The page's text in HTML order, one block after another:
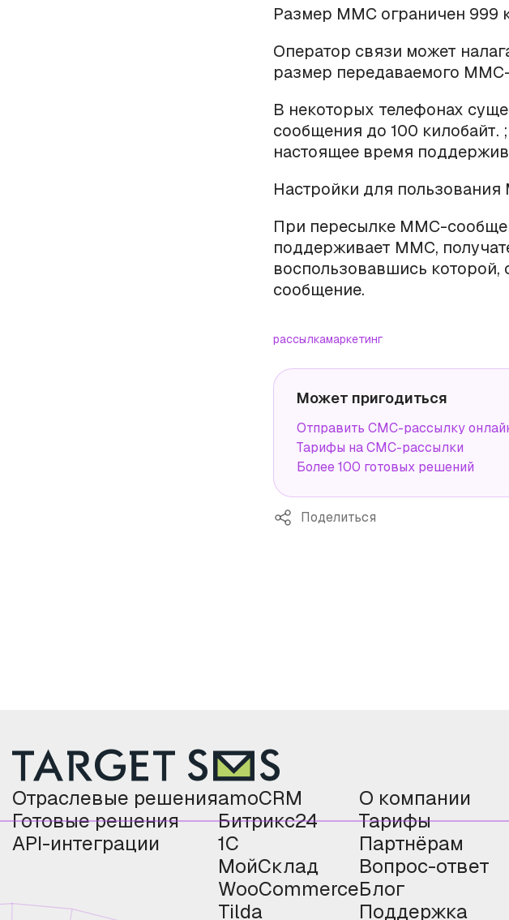
Размер ММС ограничен 999
Оператор связи может
размер передаваемого
В некоторых телефонах
сообщения до 100
настоящее время
Настройки для
При пересылке ММС-
поддерживает ММС,
воспользовавшись которой,
сообщение.
рассылкамаркетинг
Может пригодиться
Отправить СМС-рассылку
Тарифы на СМС-рассылки
Более 100 готовых решений
Поделиться
Отраслевые решения
Готовые решения
API-интеграции
amoCRM
Битрикс24
1С
МойСклад
WooCommerce
Tilda
О компании
Тарифы
Партнёрам
Вопрос-ответ
Блог
Поддержка